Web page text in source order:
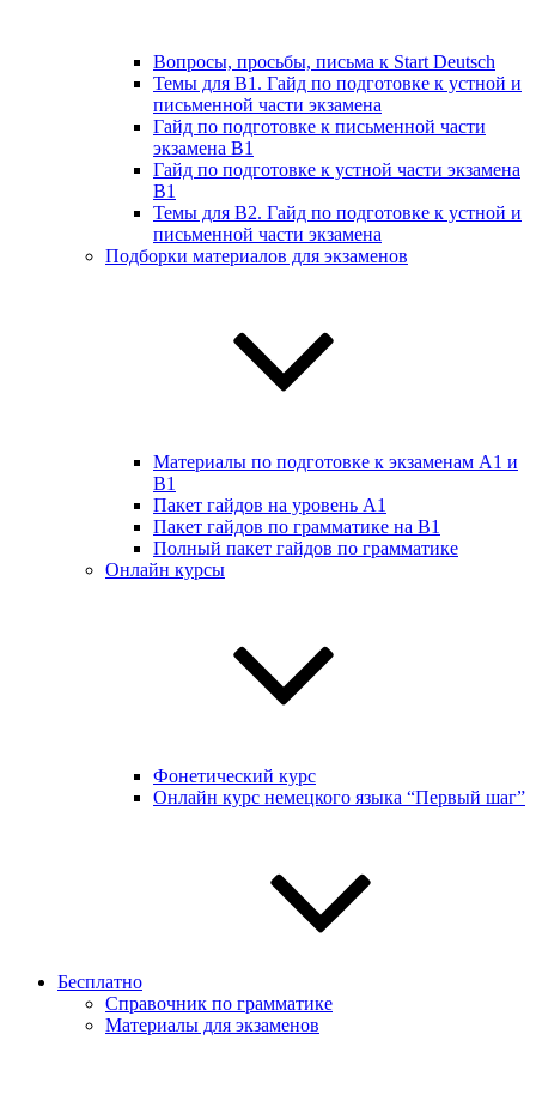
Вопросы, просьбы, письма к Start Deutsch
Темы для B1. Гайд по подготовке к устной и
письменной части экзамена
Гайд по подготовке к письменной части
экзамена B1
Гайд по подготовке к устной части экзамена
B1
Темы для B2. Гайд по подготовке к устной и
письменной части экзамена
Подборки материалов для экзаменов
Материалы по подготовке к экзаменам А1 и
B1
Пакет гайдов на уровень A1
Пакет гайдов по грамматике на B1
Полный пакет гайдов по грамматике
Онлайн курсы
Фонетический курс
Онлайн курс немецкого языка “Первый шаг”
Бесплатно
Справочник по грамматике
Материалы для экзаменов